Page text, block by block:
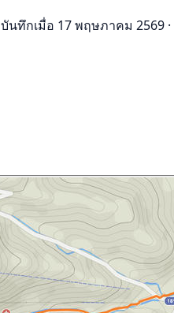
บันทึกเมื่อ 17 พฤษภาคม 2569 ·